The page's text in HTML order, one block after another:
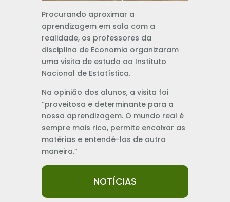
Procurando aproximar a
aprendizagem em sala com a
realidade, os professores da
disciplina de Economia organizaram
uma visita de estudo ao Instituto
Nacional de Estatística.
Na opinião dos alunos, a visita foi
“proveitosa e determinante para a
nossa aprendizagem. O mundo real é
sempre mais rico, permite encaixar as
matérias e entendê-las de outra
maneira.”
NOTÍCIAS